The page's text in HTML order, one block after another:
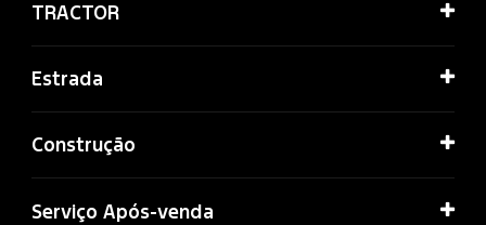
TRACTOR
Estrada
Construção
Serviço Após-venda